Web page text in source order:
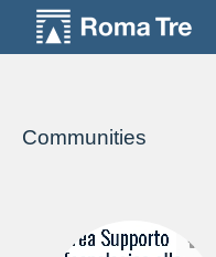
Communities